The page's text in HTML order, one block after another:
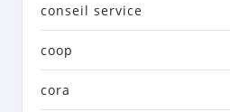
conseil service
coop
cora